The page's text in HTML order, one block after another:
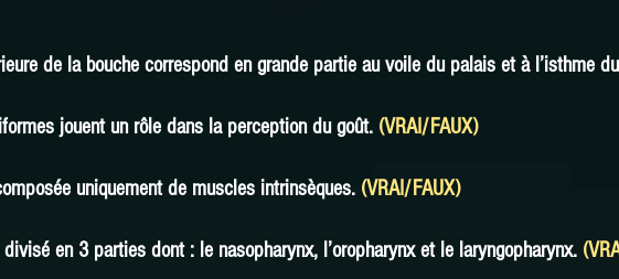
de la bouche correspond en grande partie au voile du palais et à l’isthme
jouent un rôle dans la perception du goût. (VRAI/FAUX)
uniquement de muscles intrinsèques. (VRAI/FAUX)
en 3 parties dont : le nasopharynx, l’oropharynx et le laryngopharynx.